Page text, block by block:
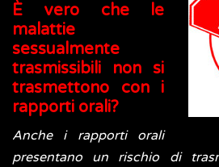
È vero che le
malattie
sessualmente
trasmissibili non si
trasmettono con i
rapporti orali?
Anche i rapporti orali
presentano un rischio di